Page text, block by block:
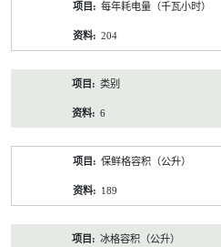
每年耗电量（千瓦小时）
204
类别
6
保鲜格容积（公升）
189
冰格容积（公升）